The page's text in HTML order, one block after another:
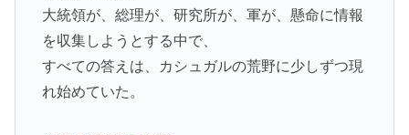
大統領が、総理が、研究所が、軍が、懸命に情報
を収集しようとする中で、
すべての答えは、カシュガルの荒野に少しずつ現
れ始めていた。